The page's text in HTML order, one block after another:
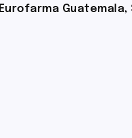
Eurofarma Guatemala,